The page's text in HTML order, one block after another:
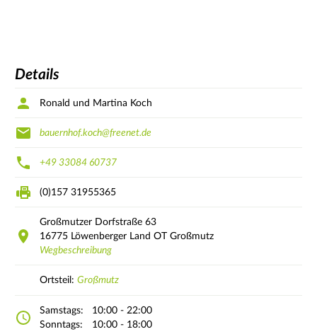
Details
Ronald und Martina Koch
bauernhof.koch@freenet.de
+49 33084 60737
(0)157 31955365
Großmutzer Dorfstraße 63
16775 Löwenberger Land OT Großmutz
Wegbeschreibung
Ortsteil: Großmutz
Samstags:
10:00 - 22:00
Sonntags:
10:00 - 18:00